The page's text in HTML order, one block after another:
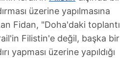
üzerine yapılmasına
Fidan, "Doha'daki toplantı
Filistin'e değil, başka bir
yapması üzerine yapıldığı